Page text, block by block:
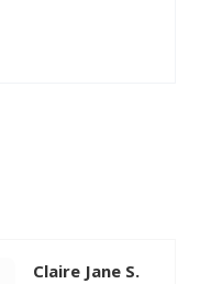
Claire Jane S.